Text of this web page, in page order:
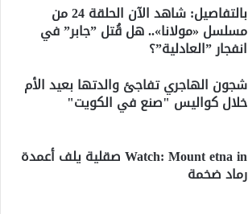
بالتفاصيل: شاهد الآن الحلقة 24 من
مسلسل «مولانا».. هل قُتل ”جابر” في
انفجار ”العادلية”؟
شجون الهاجري تفاجئ والدتها بعيد الأم
خلال كواليس "صنع في الكويت"
Watch: Mount etna in صقلية يلف أعمدة
رماد ضخمة